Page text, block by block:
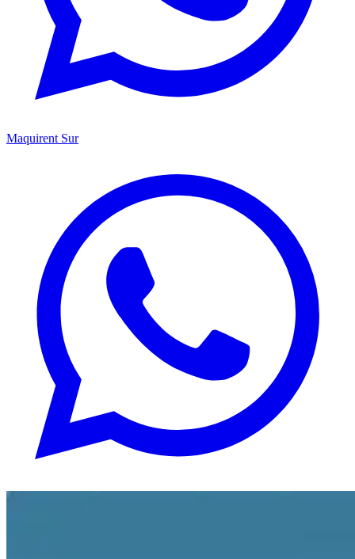
Maquirent Sur